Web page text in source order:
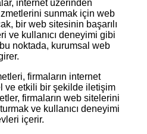
internet üzerinden
sunmak için web
bir web sitesinin başarılı
ve kullanıcı deneyimi gibi
noktada, kurumsal web
firmaların internet
ve etkili bir şekilde iletişim
firmaların web sitelerini
ve kullanıcı deneyimi
içerir.